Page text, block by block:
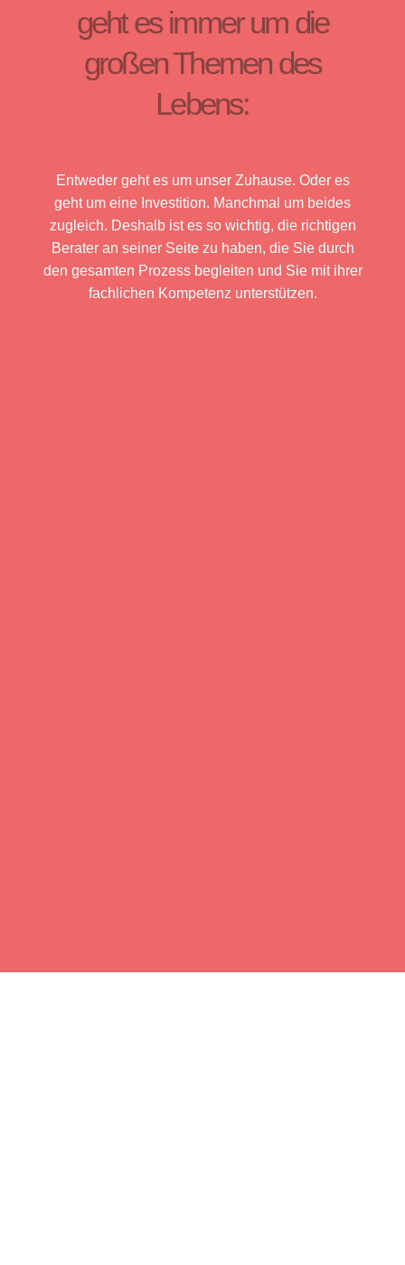
geht es immer um die
großen Themen des
Lebens:
Entweder geht es um unser Zuhause. Oder es
geht um eine Investition. Manchmal um beides
zugleich. Deshalb ist es so wichtig, die richtigen
Berater an seiner Seite zu haben, die Sie durch
den gesamten Prozess begleiten und Sie mit ihrer
fachlichen Kompetenz unterstützen.